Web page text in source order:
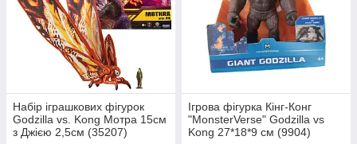
Набір іграшкових фігурок
Godzilla vs. Kong Мотра 15см
з Джією 2,5см (35207)
Ігрова фігурка Кінг-Конг
"MonsterVerse" Godzilla vs
Kong 27*18*9 см (9904)